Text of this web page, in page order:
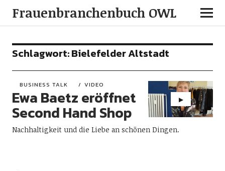
Frauenbranchenbuch OWL
Schlagwort:Bielefelder Altstadt
BUSINESS TALK VIDEO
Ewa Baetz eröffnet
Second Hand Shop
Nachhaltigkeit und die Liebe an schönen Dingen.